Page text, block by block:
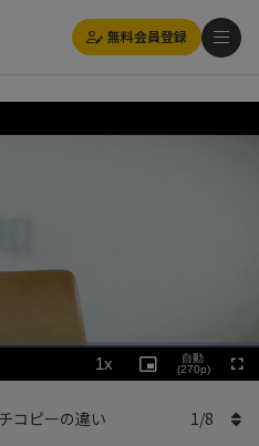
無料会員登録
1x
Rate
Picture-
in-
自動
(270p)
コピーの違い 1/8